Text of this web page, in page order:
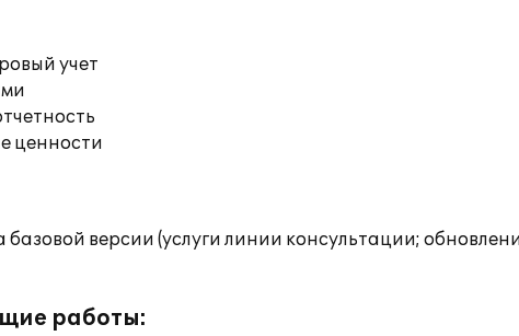
учет
ценности
версии (услуги линии консультации;
работы: